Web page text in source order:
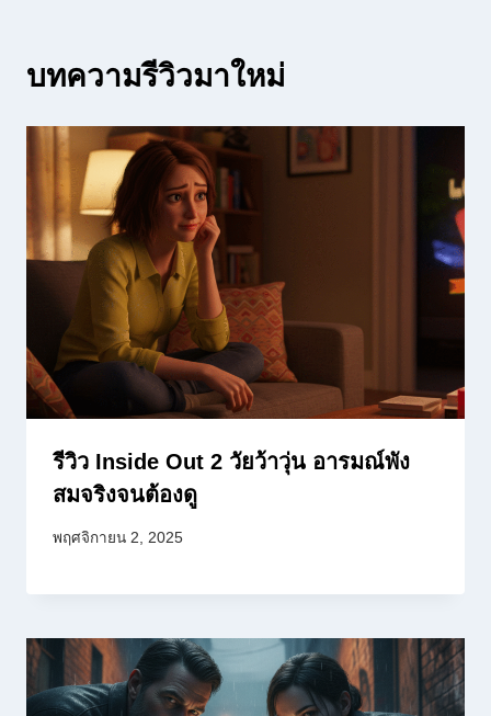
บทความรีวิวมาใหม่
รีวิว Inside Out 2 วัยว้าวุ่น อารมณ์พัง
สมจริงจนต้องดู
พฤศจิกายน 2, 2025